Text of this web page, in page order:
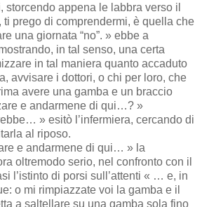
storcendo appena le labbra verso il
prego di comprendermi, è quella che
una giornata “no”. » ebbe a
in tal senso, una certa
in tal maniera quanto accaduto
avvisare i dottori, o chi per loro, che
avere una gamba e un braccio
e andarmene di qui…? »
» esitò l’infermiera, cercando di
al riposo.
e andarmene di qui… » la
oltremodo serio, nel confronto con il
l’istinto di porsi sull’attenti « … e, in
o mi rimpiazzate voi la gamba e il
a saltellare su una gamba sola fino